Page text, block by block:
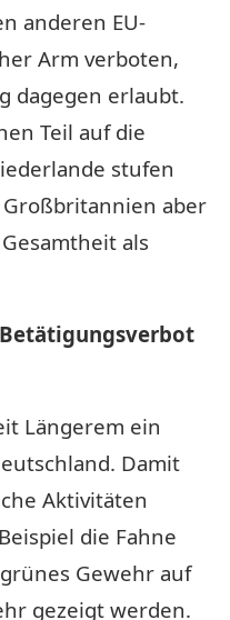
anderen EU-
Arm verboten,
dagegen erlaubt.
Teil auf die
stufen
Großbritannien aber
als
Längerem ein
Damit
Aktivitäten
die Fahne
Gewehr auf
gezeigt werden.